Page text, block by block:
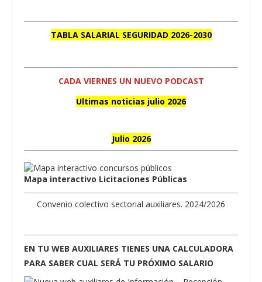
TABLA SALARIAL SEGURIDAD 2026-2030
CADA VIERNES UN NUEVO PODCAST
Ultimas noticias julio 2026
Julio 2026
Mapa interactivo Licitaciones Públicas
Convenio colectivo sectorial auxiliares. 2024/2026
EN TU WEB AUXILIARES TIENES UNA CALCULADORA
PARA SABER CUAL SERÁ TU PRÓXIMO SALARIO